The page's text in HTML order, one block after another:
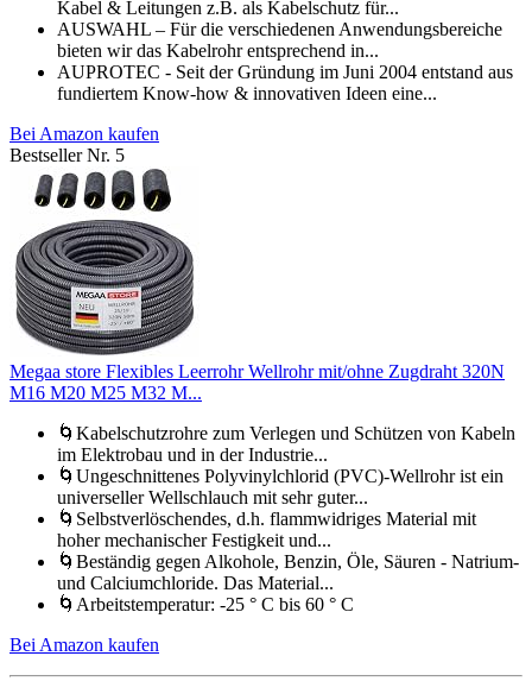
Kabel & Leitungen z.B. als Kabelschutz für...
AUSWAHL – Für die verschiedenen Anwendungsbereiche
bieten wir das Kabelrohr entsprechend in...
AUPROTEC - Seit der Gründung im Juni 2004 entstand aus
fundiertem Know-how & innovativen Ideen eine...
Bei Amazon kaufen
Bestseller Nr. 5
Megaa store Flexibles Leerrohr Wellrohr mit/ohne Zugdraht 320N
M16 M20 M25 M32 M...
🌀Kabelschutzrohre zum Verlegen und Schützen von Kabeln
im Elektrobau und in der Industrie...
🌀Ungeschnittenes Polyvinylchlorid (PVC)-Wellrohr ist ein
universeller Wellschlauch mit sehr guter...
🌀Selbstverlöschendes, d.h. flammwidriges Material mit
hoher mechanischer Festigkeit und...
🌀Beständig gegen Alkohole, Benzin, Öle, Säuren - Natrium-
und Calciumchloride. Das Material...
🌀Arbeitstemperatur: -25 ° C bis 60 ° C
Bei Amazon kaufen